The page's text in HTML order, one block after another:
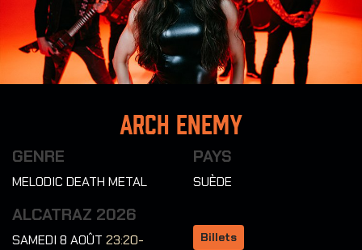
Arch Enemy
GENRE
MELODIC DEATH METAL
PAYS
SUÈDE
ALCATRAZ 2026
SAMEDI 8 AOÛT 23:20-
Billets